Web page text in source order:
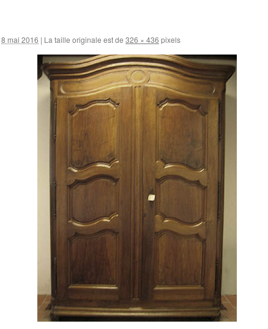
8 mai 2016 | La taille originale est de 326 × 436 pixels